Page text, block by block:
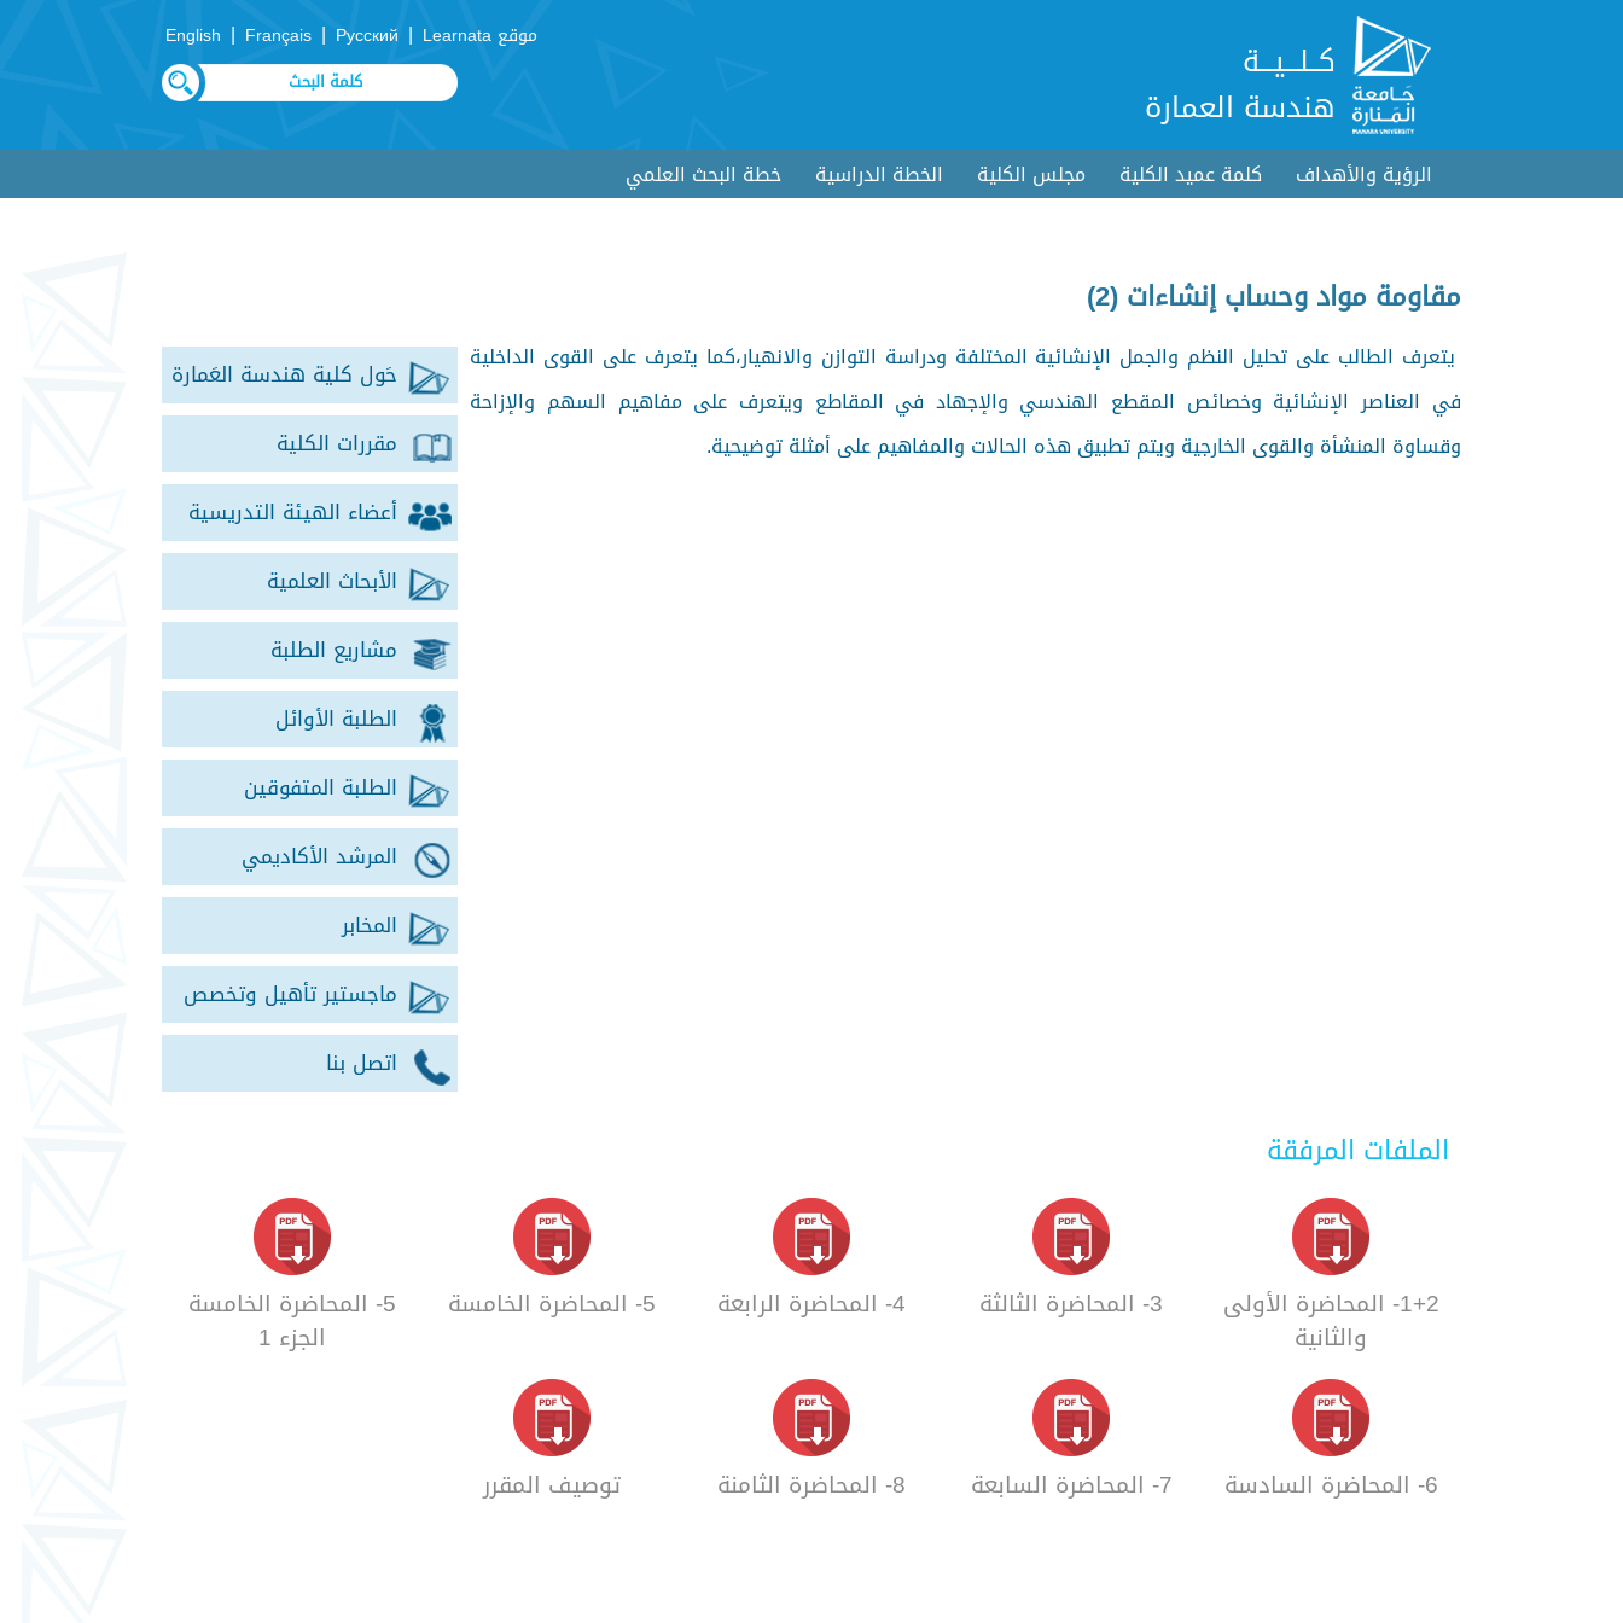
كــلـــيـــة
هندسة العمارة
موقع Learnata |
Русский
|
Français
|
English
الرؤية والأهداف كلمة عميد الكلية مجلس الكلية الخطة الدراسية خطة البحث العلمي
مقاومة مواد وحساب إنشاءات (2)
حَول كلية هندسة العَمارة
مقررات الكلية
أعضاء الهيئة التدريسية
الأبحاث العلمية
مشاريع الطلبة
الطلبة الأوائل
الطلبة المتفوقين
المرشد الأكاديمي
المخابر
ماجستير تأهيل وتخصص
اتصل بنا
يتعرف الطالب على تحليل النظم والجمل الإنشائية المختلفة ودراسة التوازن والانهيار،كما يتعرف على القوى الداخلية
في العناصر الإنشائية وخصائص المقطع الهندسي والإجهاد في المقاطع ويتعرف على مفاهيم السهم والإزاحة
وقساوة المنشأة والقوى الخارجية ويتم تطبيق هذه الحالات والمفاهيم على أمثلة توضيحية.
الملفات المرفقة
1+2- المحاضرة الأولى
والثانية
3- المحاضرة الثالثة 4- المحاضرة الرابعة 5- المحاضرة الخامسة 5- المحاضرة الخامسة
الجزء 1
6- المحاضرة السادسة 7- المحاضرة السابعة 8- المحاضرة الثامنة توصيف المقرر